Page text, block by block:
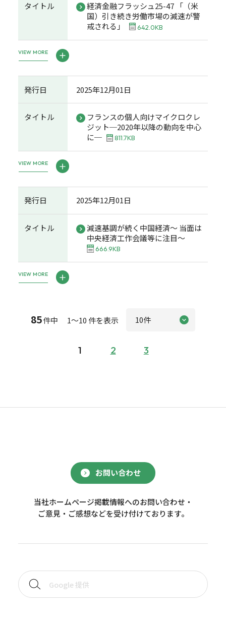
タイトル
経済金融フラッシュ25-47 「（米
国）引き続き労働市場の減速が警
戒される」
642.0KB
VIEW MORE
発行日 2025年12月01日
タイトル
フランスの個人向けマイクロクレ
ジット─2020年以降の動向を中心
に─
811.7KB
VIEW MORE
発行日 2025年12月01日
タイトル
減速基調が続く中国経済～ 当面は
中央経済工作会議等に注目～
666.9KB
VIEW MORE
85件中 1～10 件を表示
1 2 3
お問い合わせ
当社ホームページ掲載情報へのお問い合わせ・
ご意見・ご感想などを受け付けております。